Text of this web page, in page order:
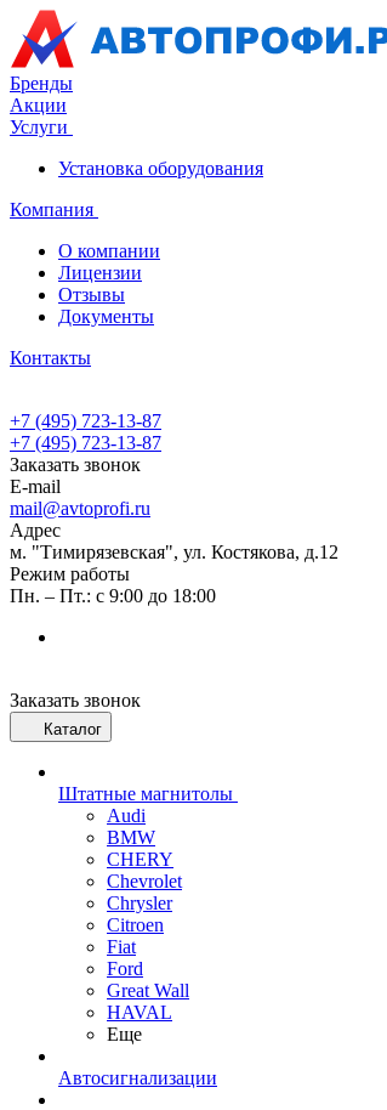
Бренды
Акции
Услуги
Установка оборудования
Компания
О компании
Лицензии
Отзывы
Документы
Контакты
+7 (495) 723-13-87
+7 (495) 723-13-87
Заказать звонок
E-mail
mail@avtoprofi.ru
Адрес
м. "Тимирязевская", ул. Костякова, д.12
Режим работы
Пн. – Пт.: с 9:00 до 18:00
Заказать звонок
Каталог
Штатные магнитолы
Audi
BMW
CHERY
Chevrolet
Chrysler
Citroen
Fiat
Ford
Great Wall
HAVAL
Еще
Автосигнализации